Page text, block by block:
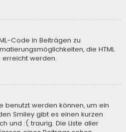
Code in Beiträgen zu
die HTML
erreicht werden.
benutzt werden können, um ein
Smiley gibt es einen kurzen
und :( traurig. Die Liste aller